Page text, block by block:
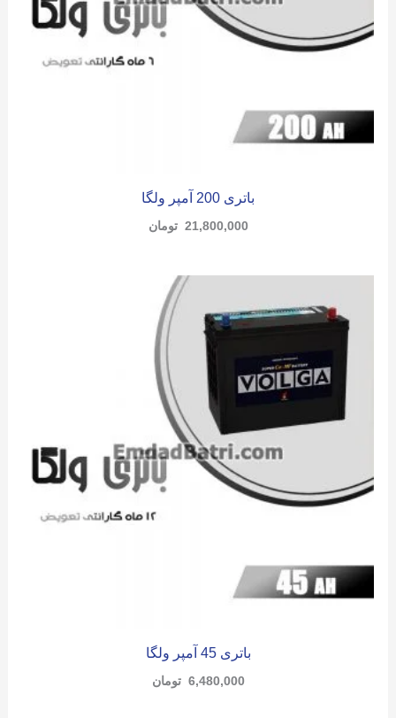
باتری 200 آمپر ولگا
21,800,000 تومان
باتری 45 آمپر ولگا
6,480,000 تومان